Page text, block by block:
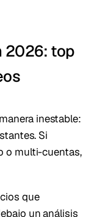
2026: top
inestable:
Si
o multi-cuentas,
que
un análisis